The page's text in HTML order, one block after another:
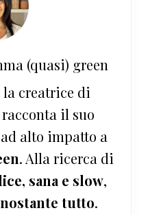
(quasi) green
la creatrice di
racconta il suo
alto impatto a
. Alla ricerca di
sana e slow,
tutto.